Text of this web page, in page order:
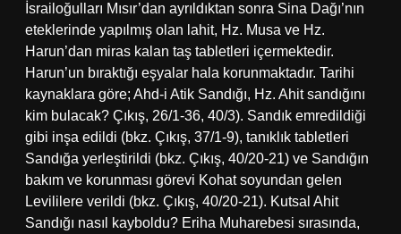
İsrailoğulları Mısır’dan ayrıldıktan sonra Sina Dağı’nın
eteklerinde yapılmış olan lahit, Hz. Musa ve Hz.
Harun’dan miras kalan taş tabletleri içermektedir.
Harun’un bıraktığı eşyalar hala korunmaktadır. Tarihi
kaynaklara göre; Ahd-i Atik Sandığı, Hz. Ahit sandığını
kim bulacak? Çıkış, 26/1-36, 40/3). Sandık emredildiği
gibi inşa edildi (bkz. Çıkış, 37/1-9), tanıklık tabletleri
Sandığa yerleştirildi (bkz. Çıkış, 40/20-21) ve Sandığın
bakım ve korunması görevi Kohat soyundan gelen
Levililere verildi (bkz. Çıkış, 40/20-21). Kutsal Ahit
Sandığı nasıl kayboldu? Eriha Muharebesi sırasında,